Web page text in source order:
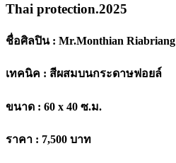
Thai protection.2025
ชื่อศิลปิน : Mr.Monthian Riabriang
เทคนิค : สีผสมบนกระดาษฟอยล์
ขนาด : 60 x 40 ซ.ม.
ราคา : 7,500 บาท